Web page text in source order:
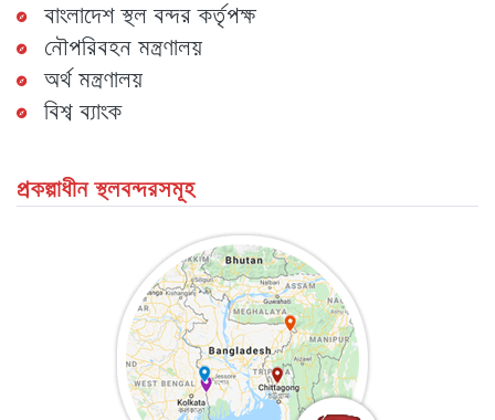
বাংলাদেশ স্থল বন্দর কর্তৃপক্ষ
নৌপরিবহন মন্ত্রণালয়
অর্থ মন্ত্রণালয়
বিশ্ব ব্যাংক
প্রকল্পাধীন স্থলবন্দরসমূহ